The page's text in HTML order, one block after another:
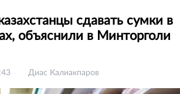
сдавать сумки в
объяснили в Минторголи
Диас Калиакпаров